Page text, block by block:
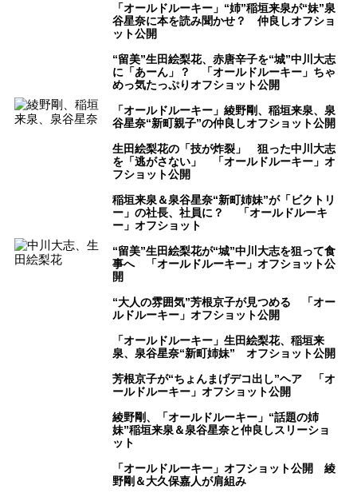
「オールドルーキー」“姉”稲垣来泉が“妹”泉
谷星奈に本を読み聞かせ？ 仲良しオフショ
ット公開
“留美”生田絵梨花、赤唐辛子を“城”中川大志
に「あーん」？ 「オールドルーキー」ちゃ
めっ気たっぷりオフショット公開
「オールドルーキー」綾野剛、稲垣来泉、泉
谷星奈“新町親子”の仲良しオフショット公開
生田絵梨花の「技が炸裂」 狙った中川大志
を「逃がさない」 「オールドルーキー」オ
フショット公開
稲垣来泉＆泉谷星奈“新町姉妹”が「ビクトリ
ー」の社長、社員に？ 「オールドルーキ
ー」オフショット
“留美”生田絵梨花が“城”中川大志を狙って食
事へ 「オールドルーキー」オフショット公
開
“大人の雰囲気”芳根京子が見つめる 「オー
ルドルーキー」オフショット公開
「オールドルーキー」生田絵梨花、稲垣来
泉、泉谷星奈“新町姉妹” オフショット公開
芳根京子が“ちょんまげデコ出し”ヘア 「オ
ールドルーキー」オフショット公開
綾野剛、「オールドルーキー」“話題の姉
妹”稲垣来泉＆泉谷星奈と仲良しスリーショ
ット
「オールドルーキー」オフショット公開 綾
野剛＆大久保嘉人が肩組み